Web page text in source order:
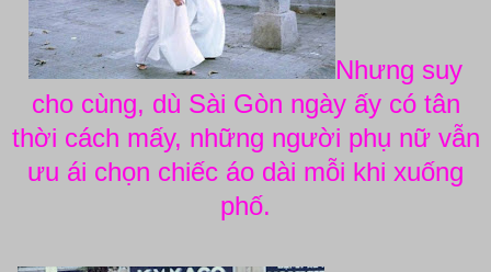
Nhưng suy
cho cùng, dù Sài Gòn ngày ấy có tân
thời cách mấy, những người phụ nữ vẫn
ưu ái chọn chiếc áo dài mỗi khi xuống
phố.